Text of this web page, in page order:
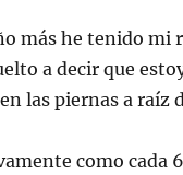
más he tenido mi
a decir que
las piernas a raíz
como cada